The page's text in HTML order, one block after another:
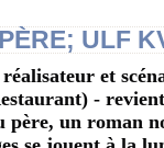
ULF
et
-
père, un roman